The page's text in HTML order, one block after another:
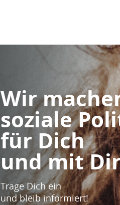
Wir
soziale
für Dich
und mit
Trage Dich ein
und bleib informiert!